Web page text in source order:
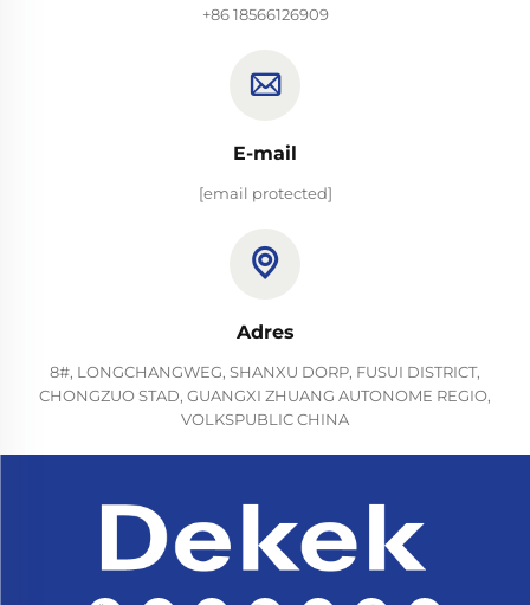
+86 18566126909
E-mail
[email protected]
Adres
8#, LONGCHANGWEG, SHANXU DORP, FUSUI DISTRICT,
CHONGZUO STAD, GUANGXI ZHUANG AUTONOME REGIO,
VOLKSPUBLIC CHINA